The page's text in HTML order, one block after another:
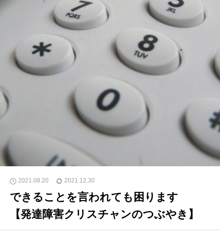
2021.08.20 2021.12.30
できることを言われても困ります
【発達障害クリスチャンのつぶやき】